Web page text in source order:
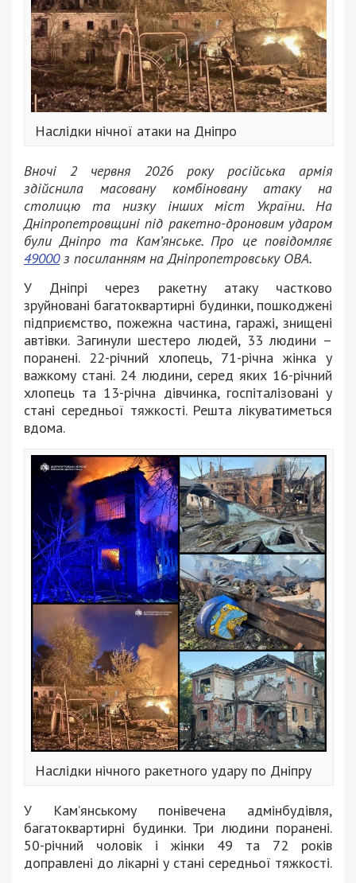
Наслідки нічної атаки на Дніпро
Вночі 2 червня 2026 року російська армія
здійснила масовану комбіновану атаку на
столицю та низку інших міст України. На
Дніпропетровщині під ракетно-дроновим ударом
були Дніпро та Кам’янське. Про це повідомляє
49000з посиланням на Дніпропетровську ОВА.
У Дніпрі через ракетну атаку частково
зруйновані багатоквартирні будинки, пошкоджені
підприємство, пожежна частина, гаражі, знищені
автівки. Загинули шестеро людей, 33 людини –
поранені. 22-річний хлопець, 71-річна жінка у
важкому стані. 24 людини, серед яких 16-річний
хлопець та 13-річна дівчинка, госпіталізовані у
стані середньої тяжкості. Решта лікуватиметься
вдома.
Наслідки нічного ракетного удару по Дніпру
У Кам’янському понівечена адмінбудівля,
багатоквартирні будинки. Три людини поранені.
50-річний чоловік і жінки 49 та 72 років
доправлені до лікарні у стані середньої тяжкості.